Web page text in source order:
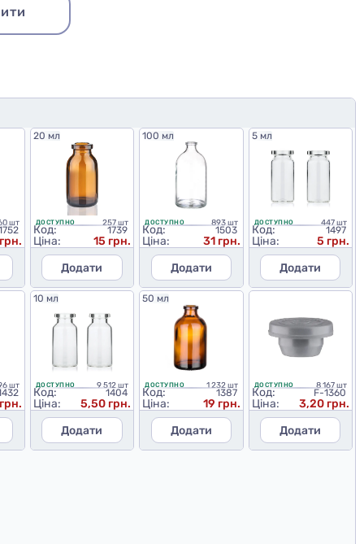
шт
20 мл
ДОСТУПНО 257 шт
Код: 1739
Ціна:
15 грн.
Додати
100 мл
ДОСТУПНО 893 шт
Код: 1503
Ціна:
31 грн.
Додати
5 мл
ДОСТУПНО 447 шт
Код: 1497
Ціна:
5 грн.
Додати
шт
10 мл
ДОСТУПНО 9 512 шт
Код: 1404
Ціна:
5,50 грн.
Додати
50 мл
ДОСТУПНО 1 232 шт
Код: 1387
Ціна:
19 грн.
Додати
ДОСТУПНО 8 167 шт
Код: F-1360
Ціна:
3,20 грн.
Додати